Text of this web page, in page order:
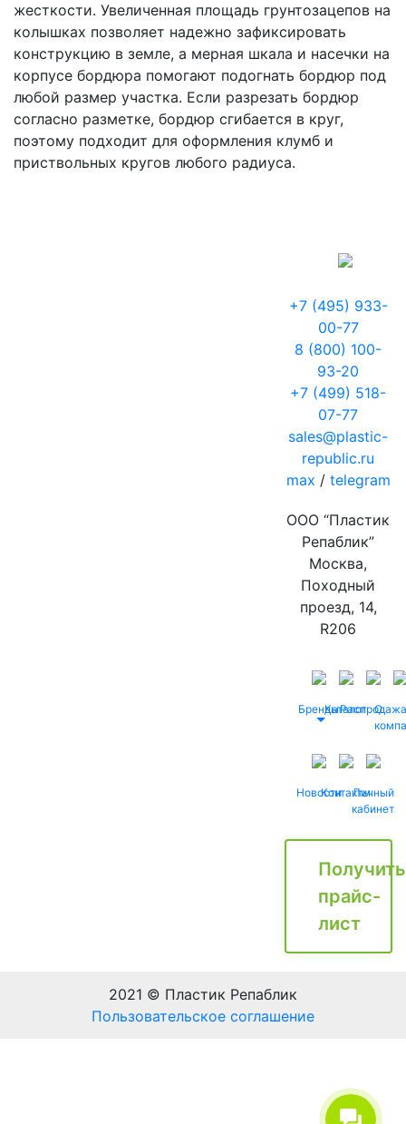
жесткости. Увеличенная площадь грунтозацепов на
колышках позволяет надежно зафиксировать
конструкцию в земле, а мерная шкала и насечки на
корпусе бордюра помогают подогнать бордюр под
любой размер участка. Если разрезать бордюр
согласно разметке, бордюр сгибается в круг,
поэтому подходит для оформления клумб и
приствольных кругов любого радиуса.
+7 (495) 933-
00-77
8 (800) 100-
93-20
+7 (499) 518-
07-77
sales@plastic-
republic.ru
max / telegram
ООО “Пластик
Репаблик”
Москва,
Походный
проезд, 14,
R206
БрендыКаталог
Распродажа
О
НовостиКонтактыЛичный
кабинет
Получить
прайс-
лист
2021 © Пластик Репаблик
Пользовательское соглашение